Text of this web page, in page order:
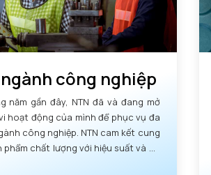
công nghiệp
năm gần đây, NTN đã và đang mở
kết cung
phẩm chất lượng với hiệu suất và độ